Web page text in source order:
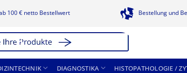
100 € netto Bestellwert Bestellung und
DIAGNOSTIKA HISTOPATHOLOGIE /